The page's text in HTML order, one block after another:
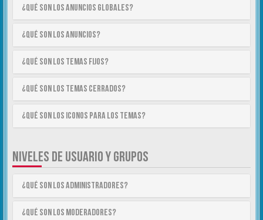
¿Qué son los anuncios globales?
¿Qué son los anuncios?
¿Qué son los temas fijos?
¿Qué son los temas cerrados?
¿Qué son los iconos para los temas?
NIVELES DE USUARIO Y GRUPOS
¿Qué son los Administradores?
¿Qué son los Moderadores?